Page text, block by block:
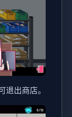
出商店。